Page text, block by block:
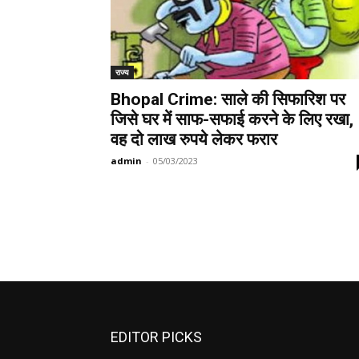
राज्य
Bhopal Crime: साले की सिफारिश पर
जिसे घर में साफ-सफाई करने के लिए रखा,
वह दो लाख रुपये लेकर फरार
admin - 05/03/2023
EDITOR PICKS